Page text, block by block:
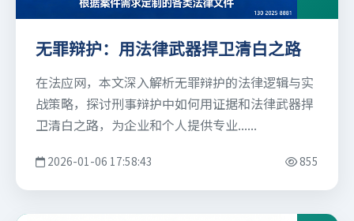
无罪辩护：用法律武器捍卫清白之路
在法应网，本文深入解析无罪辩护的法律逻辑与实
战策略，探讨刑事辩护中如何用证据和法律武器捍
卫清白之路，为企业和个人提供专业......
2026-01-06 17:58:43 855